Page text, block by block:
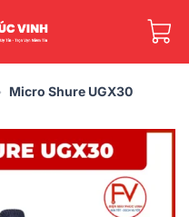
Micro Shure UGX30